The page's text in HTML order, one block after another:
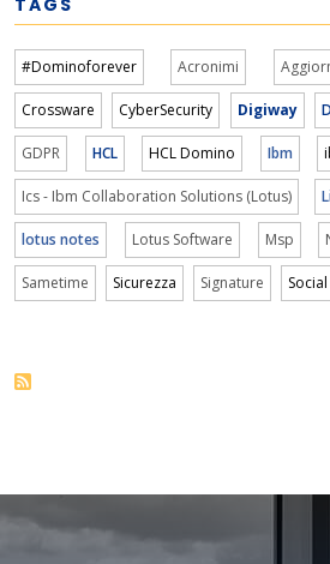
#Dominoforever Acronimi
Crossware CyberSecurity Digiway
GDPR HCL HCL Domino Ibm
Ics - Ibm Collaboration Solutions (Lotus)
lotus notes Lotus Software Msp
Sametime Sicurezza Signature